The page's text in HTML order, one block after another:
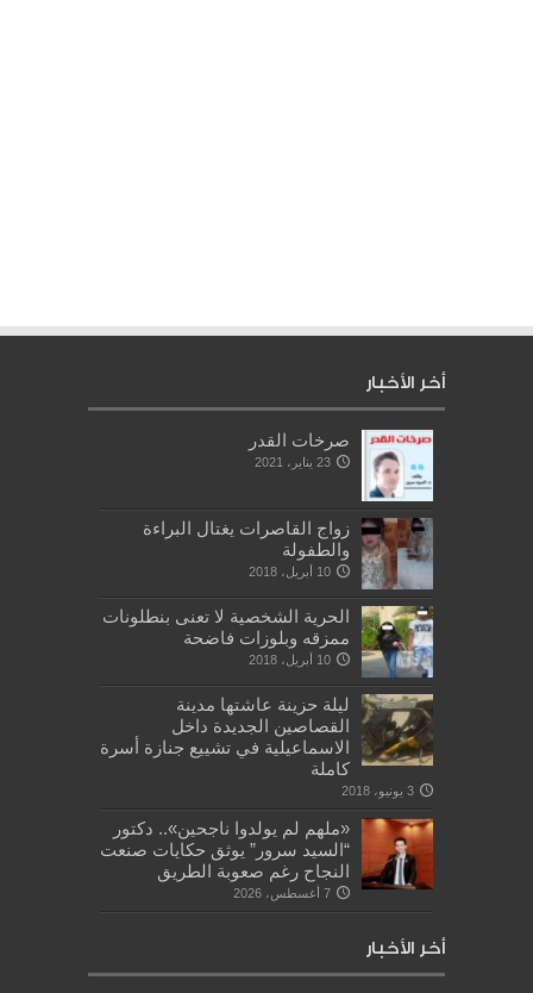
أخر الأخبار
صرخات القدر
23 يناير، 2021
زواج القاصرات يغتال البراءة
والطفولة
10 أبريل، 2018
الحرية الشخصية لا تعنى بنطلونات
ممزقه وبلوزات فاضحة
10 أبريل، 2018
ليلة حزينة عاشتها مدينة
القصاصين الجديدة داخل
الاسماعيلية في تشييع جنازة أسرة
كاملة
3 يونيو، 2018
«ملهم لم يولدوا ناجحين».. دكتور
“السيد سرور” يوثق حكايات صنعت
النجاح رغم صعوبة الطريق
7 أغسطس، 2026
أخر الأخبار